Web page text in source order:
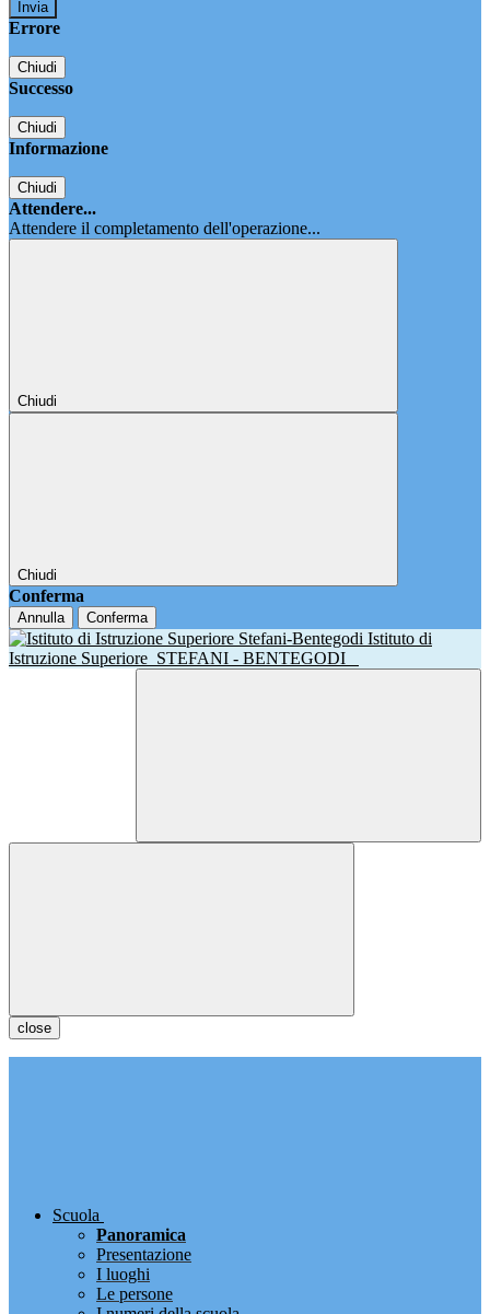
Errore
Chiudi
Successo
Chiudi
Informazione
Chiudi
Attendere...
Attendere il completamento dell'operazione...
Chiudi
Chiudi
Conferma
Annulla Conferma
Istituto di
Istruzione Superiore STEFANI - BENTEGODI
close
Scuola
Panoramica
Presentazione
I luoghi
Le persone